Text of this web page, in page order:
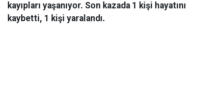
kayıpları yaşanıyor. Son kazada 1 kişi hayatını
kaybetti, 1 kişi yaralandı.